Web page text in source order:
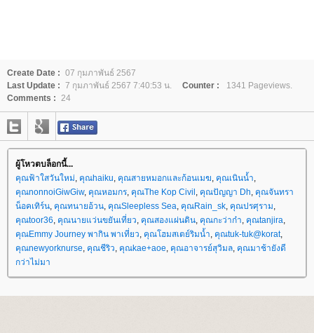
Create Date : 07 กุมภาพันธ์ 2567
Last Update : 7 กุมภาพันธ์ 2567 7:40:53 น. Counter :
1341 Pageviews.
Comments : 24
ผู้โหวตบล็อกนี้...
คุณฟ้าใสวันใหม่, คุณhaiku, คุณสายหมอกและก้อนเมฆ, คุณเนินน้ำ,
คุณnonnoiGiwGiw, คุณหอมกร, คุณThe Kop Civil , คุณปัญญา Dh, คุณจันทรา
น็อคเทิร์น, คุณทนายอ้วน, คุณSleepless Sea, คุณRain_sk, คุณปรศุราม,
คุณtoor36, คุณนายแว่นขยันเที่ยว, คุณสองแผ่นดิน, คุณกะว่าก๋า, คุณtanjira,
คุณEmmy Journey พากิน พาเที่ยว, คุณโฮมสเตย์ริมน้ำ, คุณtuk-tuk@korat,
คุณnewyorknurse, คุณชีริว, คุณkae+aoe, คุณอาจารย์สุวิมล, คุณมาช้ายังดี
กว่าไม่มา